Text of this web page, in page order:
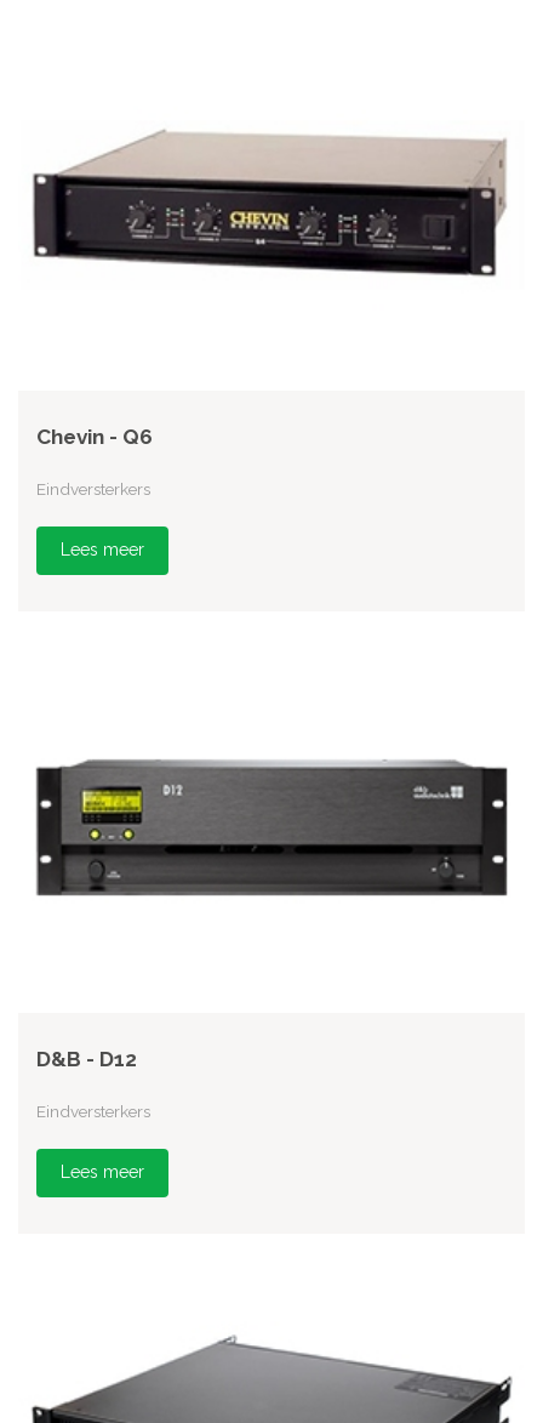
Chevin - Q6
Eindversterkers
Lees meer
D&B - D12
Eindversterkers
Lees meer